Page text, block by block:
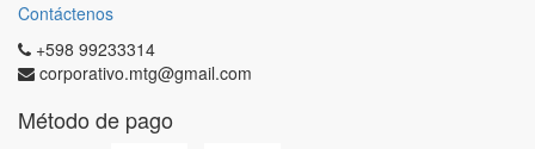
Contáctenos
+598 99233314
corporativo.mtg@gmail.com
Método de pago